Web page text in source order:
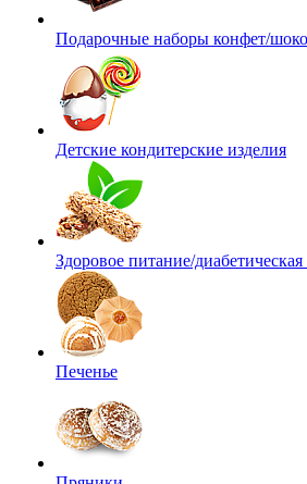
Подарочные наборы конфет/
Детские кондитерские изделия
Здоровое питание/
Печенье